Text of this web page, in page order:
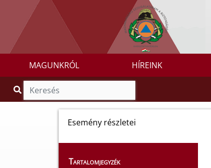
MAGUNKRÓL HÍREINK
Esemény részletei
Tartalomjegyzék